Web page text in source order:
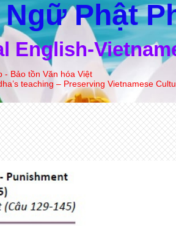
Phật
English-
- Bảo tồn Văn hóa Việt
teaching – Preserving Vietnamese